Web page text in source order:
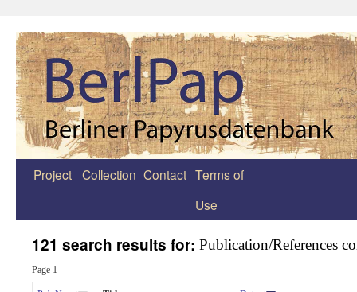
Zum
Project Collection Contact Terms of
Use
121 search results for: Publication/References
Page 1